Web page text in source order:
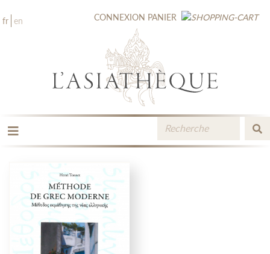
fr en CONNEXION PANIER
LES ÉDITIONS
CATALOGUE
MÉDIATHÈQUE
NOUVEAUTÉS / À PARAÎTRE
CONTACT
ESPACE PRO LIBRAIRES